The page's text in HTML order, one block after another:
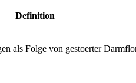
Definition
als Folge von gestoerter